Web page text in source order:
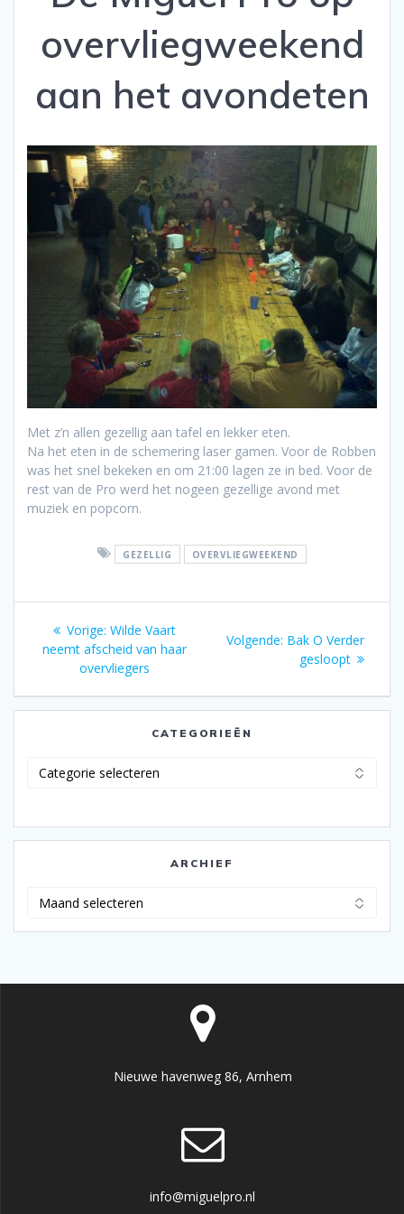
overvliegweekend
aan het avondeten
Met z’n allen gezellig aan tafel en lekker eten.
Na het eten in de schemering laser gamen. Voor de Robben
was het snel bekeken en om 21:00 lagen ze in bed. Voor de
rest van de Pro werd het nogeen gezellige avond met
muziek en popcorn.
GEZELLIG OVERVLIEGWEEKEND
Bericht
navigatie
Vorige: Vorig
bericht:
Wilde Vaart
neemt afscheid van haar
overvliegers
Volgende: Volgend
bericht:
Bak O Verder
gesloopt
CATEGORIEËN
ARCHIEF
Nieuwe havenweg 86, Arnhem
info@miguelpro.nl